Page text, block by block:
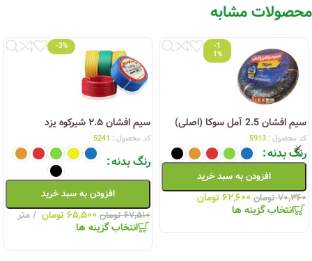
محصولات مشابه
-1
1%
سیم افشان 2.5 آمل سوکا (اصلی)
کد محصول : 5913
رنگ بدنه
افزودن به سبد خرید
۷۰,۳۶۰ تومان ۶۲,۶۰۰تومان
انتخاب گزینه ها
-3%
سیم افشان ۲.۵ شیرکوه یزد
کد محصول : 5241
رنگ بدنه
افزودن به سبد خرید
۶۷,۵۱۰ تومان ۶۵,۵۰۰تومان متر
انتخاب گزینه ها